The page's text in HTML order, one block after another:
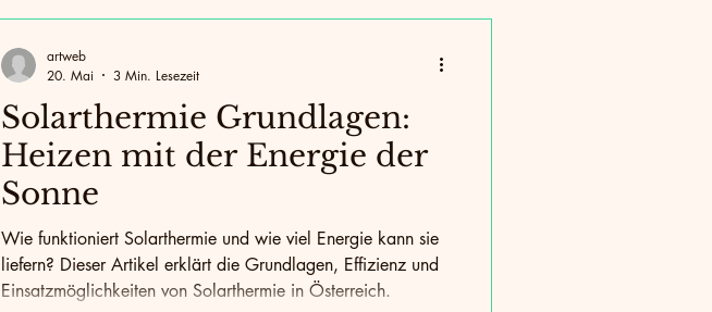
Solarthermie Grundlagen:
Heizen mit der Energie der
Sonne
Wie funktioniert Solarthermie und wie viel Energie kann sie
liefern? Dieser Artikel erklärt die Grundlagen, Effizienz und
Einsatzmöglichkeiten von Solarthermie in Österreich.
artweb
20. Mai
3 Min. Lesezeit